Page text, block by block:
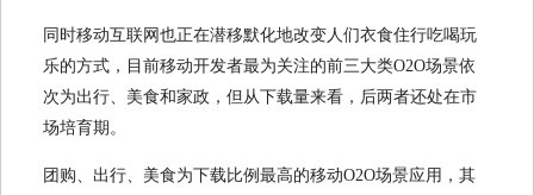
同时移动互联网也正在潜移默化地改变人们衣食住行吃喝玩
乐的方式，目前移动开发者最为关注的前三大类O2O场景依
次为出行、美食和家政，但从下载量来看，后两者还处在市
场培育期。
团购、出行、美食为下载比例最高的移动O2O场景应用，其